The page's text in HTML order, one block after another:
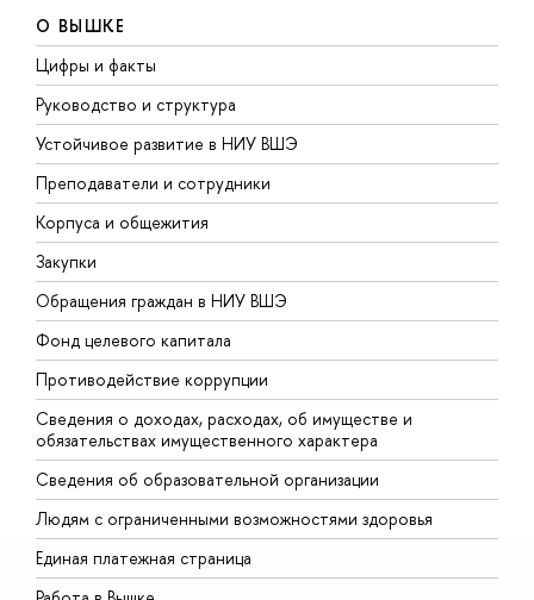
О ВЫШКЕ
Цифры и факты
Руководство и структура
Устойчивое развитие в НИУ ВШЭ
Преподаватели и сотрудники
Корпуса и общежития
Закупки
Обращения граждан в НИУ ВШЭ
Фонд целевого капитала
Противодействие коррупции
Сведения о доходах, расходах, об имуществе и
обязательствах имущественного характера
Сведения об образовательной организации
Людям с ограниченными возможностями здоровья
Единая платежная страница